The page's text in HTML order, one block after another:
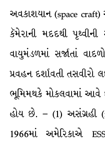
અવકાશયાન (space craft)
કૅમેરાની મદદથી પૃથ્વીની
વાયુમંડળમાં સર્જાતાં
પ્રવહન દર્શાવતી
ભૂમિમથકે મોકલવામાં આવે
હોય છે. – (1) અસંગ્રહી
1966માં અમેરિકાએ